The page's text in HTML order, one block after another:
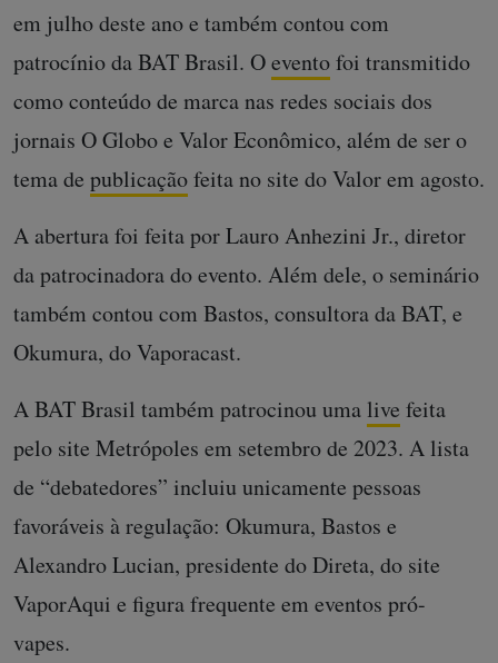
em julho deste ano e também contou com
patrocínio da BAT Brasil. Oeventofoi transmitido
como conteúdo de marca nas redes sociais dos
jornais O Globo e Valor Econômico, além de ser o
tema de publicaçãofeita no site do Valor em agosto.
A abertura foi feita por Lauro Anhezini Jr., diretor
da patrocinadora do evento. Além dele, o seminário
também contou com Bastos, consultora da BAT, e
Okumura, do Vaporacast.
A BAT Brasil também patrocinou uma live feita
pelo site Metrópoles em setembro de 2023. A lista
de “debatedores” incluiu unicamente pessoas
favoráveis à regulação: Okumura, Bastos e
Alexandro Lucian, presidente do Direta, do site
VaporAqui e figura frequente em eventos pró-
vapes.